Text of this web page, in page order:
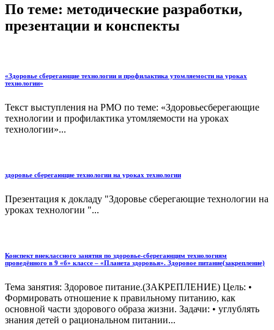
По теме: методические разработки,
презентации и конспекты
«Здоровье сберегающие технологии и профилактика утомляемости на уроках
технологии»
Текст выступления на РМО по теме: «Здоровьесберегающие
технологии и профилактика утомляемости на уроках
технологии»...
здоровье сберегающие технологии на уроках технологии
Презентация к докладу "Здоровье сберегающие технологии на
уроках технологии "...
Конспект внеклассного занятия по здоровье-сберегающим технологиям
проведённого в 9 «б» классе – «Планета здоровья». Здоровое питание(закрепление)
Тема занятия: Здоровое питание.(ЗАКРЕПЛЕНИЕ) Цель: •
Формировать отношение к правильному питанию, как
основной части здорового образа жизни. Задачи: • углублять
знания детей о рациональном питании...